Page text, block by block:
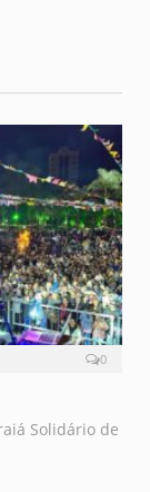
0
Solidário de